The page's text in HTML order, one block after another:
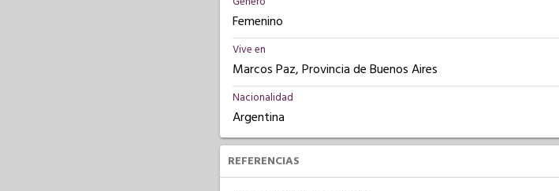
Femenino
Vive en
Marcos Paz, Provincia de Buenos Aires
Nacionalidad
Argentina
REFERENCIAS